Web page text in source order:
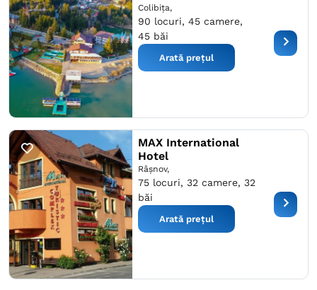
Colibiţa,
90 locuri, 45 camere,
45 băi
Arată prețul
MAX International
Hotel
Râşnov,
75 locuri, 32 camere, 32
băi
Arată prețul